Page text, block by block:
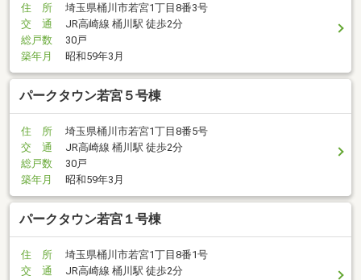
住 所
埼玉県桶川市若宮1丁目8番3号
交 通
JR高崎線 桶川駅 徒歩2分
総戸数
30戸
築年月
昭和59年3月
パークタウン若宮５号棟
住 所
埼玉県桶川市若宮1丁目8番5号
交 通
JR高崎線 桶川駅 徒歩2分
総戸数
30戸
築年月
昭和59年3月
パークタウン若宮１号棟
住 所
埼玉県桶川市若宮1丁目8番1号
交 通
JR高崎線 桶川駅 徒歩2分